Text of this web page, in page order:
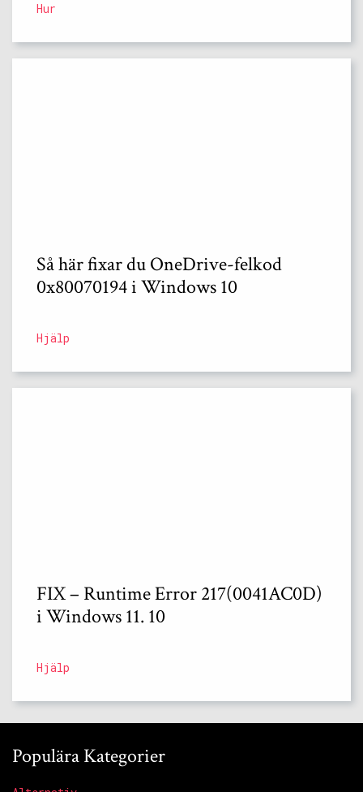
Hur
Så här fixar du OneDrive-felkod
0x80070194 i Windows 10
Hjälp
FIX – Runtime Error 217(0041AC0D)
i Windows 11. 10
Hjälp
Populära Kategorier